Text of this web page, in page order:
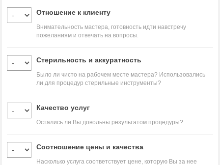
Отношение к клиенту
Внимательность мастера, готовность идти навстречу
пожеланиям и отвечать на вопросы.
Стерильность и аккуратность
Было ли чисто на рабочем месте мастера? Использовались
ли для процедур стерильные инструменты?
Качество услуг
Остались ли Вы довольны результатом процедуры?
Соотношение цены и качества
Насколько услуга соответствует цене, которую Вы за нее